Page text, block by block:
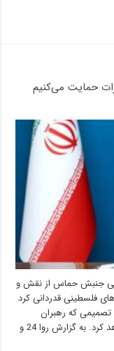
حمایت می‌کنیم
جنبش حماس از نقش و
فلسطینی قدردانی کرد
تصمیمی که رهبران
فلسطینی در روند مذاکرات اتخاذ کنند، حمایت خواهد کرد. به گزارش روا 24 و